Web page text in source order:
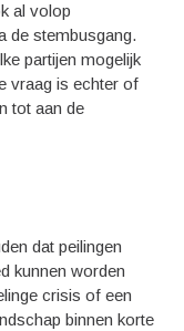
al volop
de stembusgang.
partijen mogelijk
vraag is echter of
tot aan de
dat peilingen
kunnen worden
crisis of een
binnen korte